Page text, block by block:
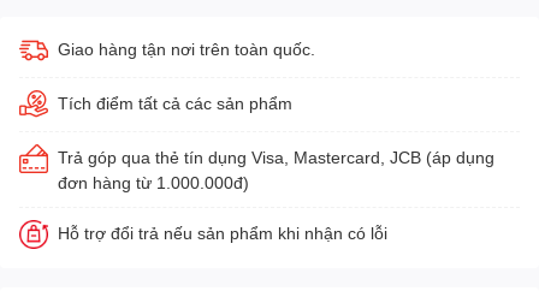
Giao hàng tận nơi trên toàn quốc.
Tích điểm tất cả các sản phẩm
Trả góp qua thẻ tín dụng Visa, Mastercard, JCB (áp dụng
đơn hàng từ 1.000.000đ)
Hỗ trợ đổi trả nếu sản phẩm khi nhận có lỗi